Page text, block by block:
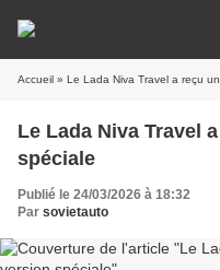
Accueil » Le Lada Niva Travel a reçu
Le Lada Niva Travel
spéciale
Publié le 24/03/2026 à 18:32
Par sovietauto